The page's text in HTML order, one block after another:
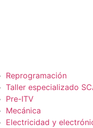
Reprogramación
Taller especializado
Pre-ITV
Mecánica
Electricidad y